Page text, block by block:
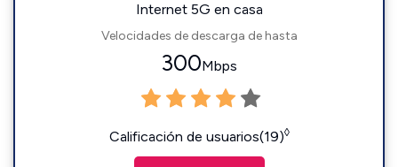
Internet 5G en casa
Velocidades de descarga de hasta
300Mbps
Calificación de usuarios(19)◊